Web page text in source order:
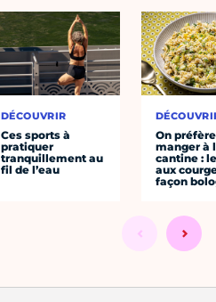
DÉCOUVRIR
Ces sports à
pratiquer
tranquillement au
fil de l’eau
On préfère
manger à
cantine :
aux
façon